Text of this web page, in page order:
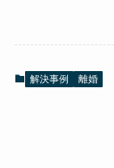
解決事例 離婚